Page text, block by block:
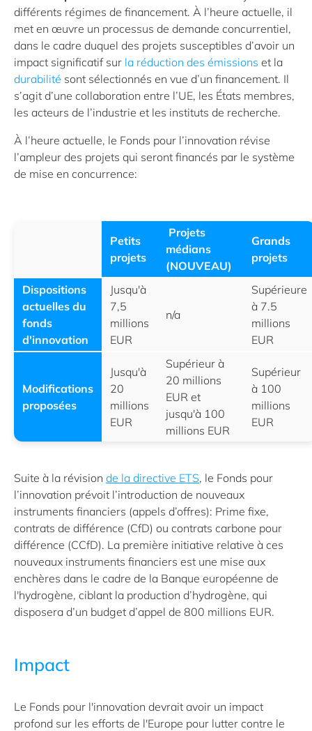
différents régimes de financement. À l’heure actuelle, il
met en œuvre un processus de demande concurrentiel,
dans le cadre duquel des projets susceptibles d’avoir un
impact significatif sur la réduction des émissions et la
durabilité sont sélectionnés en vue d’un financement. Il
s’agit d’une collaboration entre l’UE, les États membres,
les acteurs de l’industrie et les instituts de recherche.
À l’heure actuelle, le Fonds pour l’innovation révise
l’ampleur des projets qui seront financés par le système
de mise en concurrence:
Petits
projets
Projets
médians
(NOUVEAU)
Grands
projets
Dispositions
actuelles du
fonds
d'innovation
Jusqu'à
7,5
millions
EUR
n/a
Supérieure
à 7.5
millions
EUR
Modifications
proposées
Jusqu'à
20
millions
EUR
Supérieur à
20 millions
EUR et
jusqu'à 100
millions EUR
Supérieur
à 100
millions
EUR
Suite à la révision de la directive ETS, le Fonds pour
l’innovation prévoit l’introduction de nouveaux
instruments financiers (appels d’offres): Prime fixe,
contrats de différence (CfD) ou contrats carbone pour
différence (CCfD). La première initiative relative à ces
nouveaux instruments financiers est une mise aux
enchères dans le cadre de la Banque européenne de
l'hydrogène, ciblant la production d’hydrogène, qui
disposera d’un budget d’appel de 800 millions EUR.
Impact
Le Fonds pour l'innovation devrait avoir un impact
profond sur les efforts de l'Europe pour lutter contre le